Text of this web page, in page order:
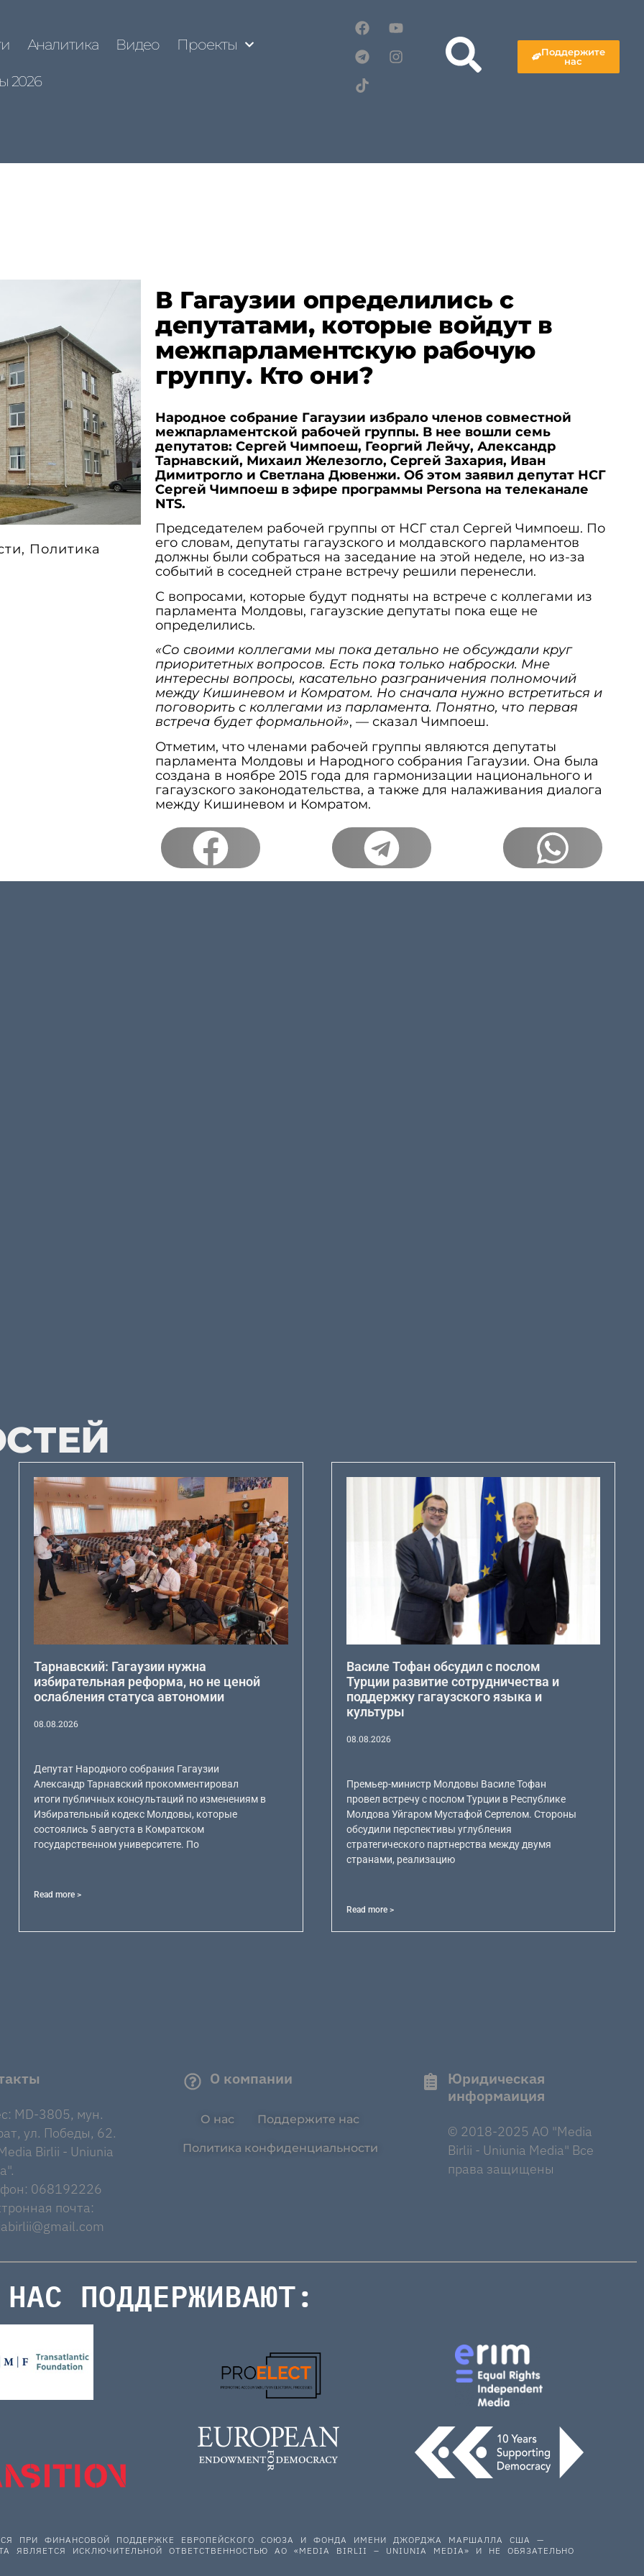
Аналитика Видео Проекты
2026
Поддержите
нас
, Политика
В Гагаузии определились с
депутатами, которые войдут в
межпарламентскую рабочую
группу. Кто они?
Народное собрание Гагаузии избрало членов совместной
межпарламентской рабочей группы. В нее вошли семь
депутатов: Сергей Чимпоеш, Георгий Лейчу, Александр
Тарнавский, Михаил Железогло, Сергей Захария, Иван
Димитрогло и Светлана Дювенжи. Об этом заявил депутат НСГ
Сергей Чимпоеш в эфире программы Persona на телеканале
NTS.
Председателем рабочей группы от НСГ стал Сергей Чимпоеш. По
его словам, депутаты гагаузского и молдавского парламентов
должны были собраться на заседание на этой неделе, но из-за
событий в соседней стране встречу решили перенесли.
С вопросами, которые будут подняты на встрече с коллегами из
парламента Молдовы, гагаузские депутаты пока еще не
определились.
«Со своими коллегами мы пока детально не обсуждали круг
приоритетных вопросов. Есть пока только наброски. Мне
интересны вопросы, касательно разграничения полномочий
между Кишиневом и Комратом. Но сначала нужно встретиться и
поговорить с коллегами из парламента. Понятно, что первая
встреча будет формальной», — сказал Чимпоеш.
Отметим, что членами рабочей группы являются депутаты
парламента Молдовы и Народного собрания Гагаузии. Она была
создана в ноябре 2015 года для гармонизации национального и
гагаузского законодательства, а также для налаживания диалога
между Кишиневом и Комратом.
Тарнавский: Гагаузии нужна
избирательная реформа, но не ценой
ослабления статуса автономии
08.08.2026
Депутат Народного собрания Гагаузии
Александр Тарнавский прокомментировал
итоги публичных консультаций по изменениям в
Избирательный кодекс Молдовы, которые
состоялись 5 августа в Комратском
государственном университете. По
Read more >
Василе Тофан обсудил с послом
Турции развитие сотрудничества и
поддержку гагаузского языка и
культуры
08.08.2026
Премьер-министр Молдовы Василе Тофан
провел встречу с послом Турции в Республике
Молдова Уйгаром Мустафой Сертелом. Стороны
обсудили перспективы углубления
стратегического партнерства между двумя
странами, реализацию
Read more >
MD-3805, мун.
ул. Победы, 62.
Birlii - Uniunia
068192226
почта:
О компании
О нас Поддержите нас
Политика конфиденциальности
Юридическая
информаиция
© 2018-2025 AO "Media
Birlii - Uniunia Media" Все
права защищены
НАС ПОДДЕРЖИВАЮТ:
ПРИ ФИНАНСОВОЙ ПОДДЕРЖКЕ ЕВРОПЕЙСКОГО СОЮЗА И ФОНДА ИМЕНИ ДЖОРДЖА МАРШАЛЛА США —
ЯВЛЯЕТСЯ ИСКЛЮЧИТЕЛЬНОЙ ОТВЕТСТВЕННОСТЬЮ АО «MEDIA BIRLII – UNIUNIA MEDIA» И НЕ ОБЯЗАТЕЛЬНО